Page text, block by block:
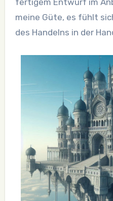
fertigem Entwurf im
meine Güte, es fühlt
des Handelns in der